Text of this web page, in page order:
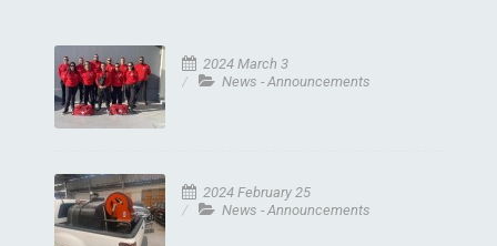
2024 March 3
News - Announcements
2024 February 25
News - Announcements